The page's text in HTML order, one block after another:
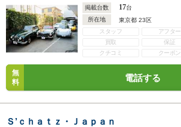
掲載台数 17台
所在地
東京都 23区
スタッフ
アフター
買取
保証
クチコミ
クーポン
無
料
電話する
Ｓ’ｃｈａｔｚ・Ｊａｐａｎ